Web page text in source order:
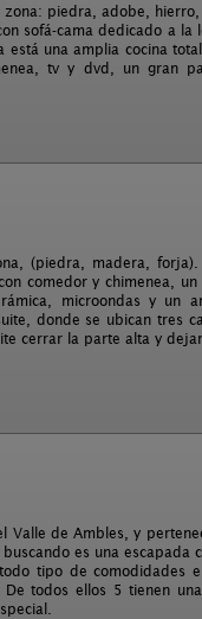
piedra, adobe,
sofá-cama dedicado a la
una amplia cocina
tv y dvd, un gran
(piedra, madera, forja).
comedor y chimenea,
microondas y un
donde se ubican tres
cerrar la parte alta y
de Ambles, y
es una escapada
tipo de comodidades
todos ellos 5 tienen